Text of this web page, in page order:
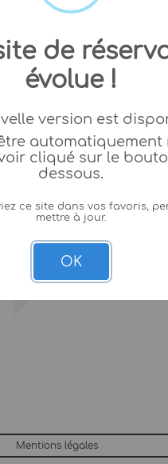
Mentions légales
de
évolue !
version est
automatiquement
cliqué sur le
dessous.
ce site dans vos favoris,
mettre à jour.
OK